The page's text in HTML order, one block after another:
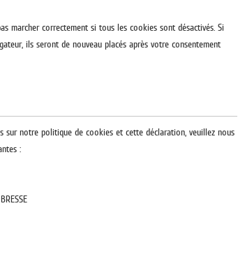
marcher correctement si tous les cookies sont désactivés. Si
ils seront de nouveau placés après votre consentement
sur notre politique de cookies et cette déclaration, veuillez nous
: